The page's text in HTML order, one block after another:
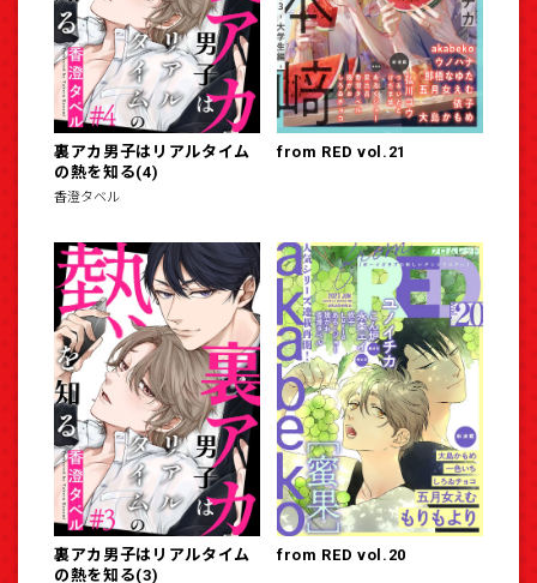
裏アカ男子はリアルタイム
の熱を知る(4)
香澄タベル
from RED vol.21
裏アカ男子はリアルタイム
の熱を知る(3)
from RED vol.20